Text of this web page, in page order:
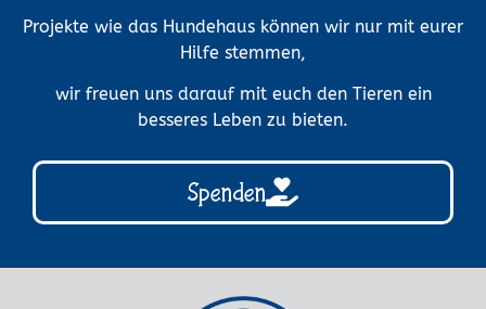
Projekte wie das Hundehaus können wir nur mit eurer
Hilfe stemmen,
wir freuen uns darauf mit euch den Tieren ein
besseres Leben zu bieten.
Spenden